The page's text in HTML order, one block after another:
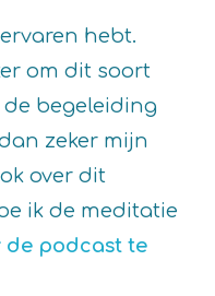
hebt.
om dit soort
begeleiding
zeker mijn
over dit
ik de meditatie
de podcast te